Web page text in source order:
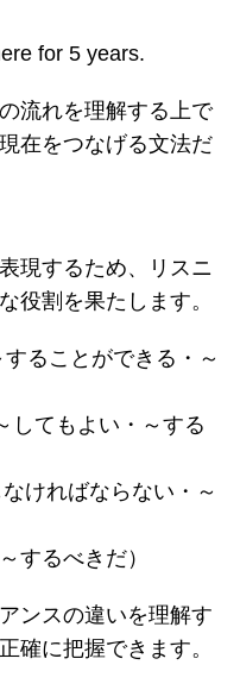
for 5 years.
流れを理解する上で
在をつなげる文法だ
現するため、リスニ
役割を果たします。
ることができる・～
してもよい・～する
ければならない・～
するべきだ）
ンスの違いを理解す
確に把握できます。